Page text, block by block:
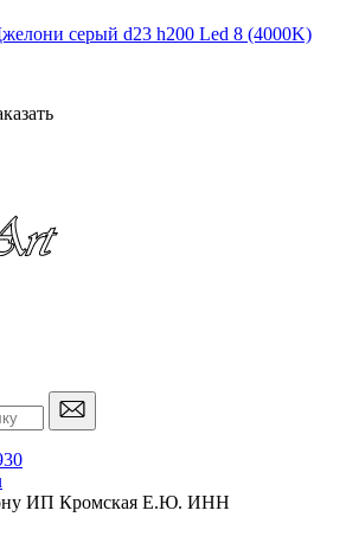
серый d23 h200 Led 8 (4000K)
ИП Кромская Е.Ю. ИНН